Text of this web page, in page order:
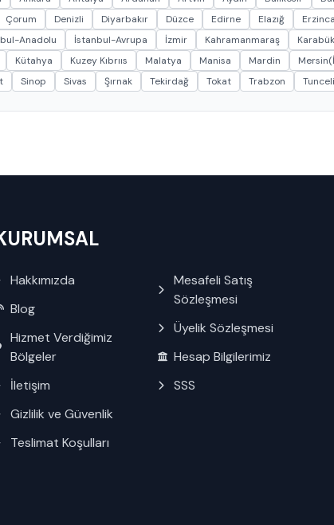
Çorum Denizli Diyarbakır Düzce Edirne Elazığ
Anadolu İstanbul-Avrupa İzmir Kahramanmaraş Karabük
Kütahya Kuzey Kıbrııs Malatya Manisa Mardin
Sinop Sivas Şırnak Tekirdağ Tokat Trabzon Tunceli
Hakkımızda
Blog
Hizmet Verdiğimiz
Bölgeler
İletişim
Gizlilik ve Güvenlik
Teslimat Koşulları
Mesafeli Satış
Sözleşmesi
Üyelik Sözleşmesi
Hesap Bilgilerimiz
SSS